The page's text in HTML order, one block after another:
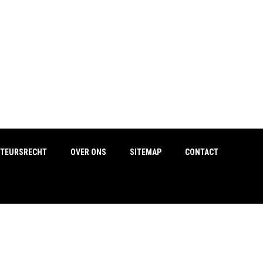
OVER ONS SITEMAP CONTACT